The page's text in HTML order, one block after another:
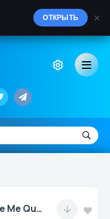
Ahora S Que Me Quieres
ОТКРЫТЬ ×